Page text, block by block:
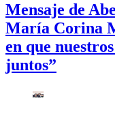
Mensaje de
María Corina
en que
juntos”